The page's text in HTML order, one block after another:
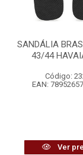
SANDÁLIA
43/44
Código:
EAN:
Ver